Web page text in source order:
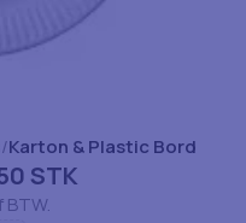
Karton & Plastic Bord
STK